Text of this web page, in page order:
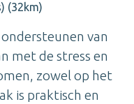
(32km)
van
met de stress en
zowel op het
is praktisch en